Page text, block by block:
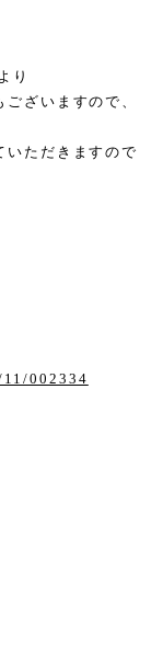
り
ざいますので、
いただきますので
002334